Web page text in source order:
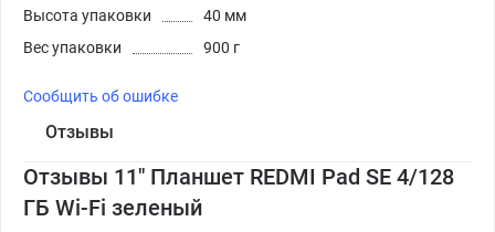
Высота упаковки
40 мм
Вес упаковки
900 г
Сообщить об ошибке
Отзывы
Отзывы 11" Планшет REDMI Pad SE 4/128
ГБ Wi-Fi зеленый